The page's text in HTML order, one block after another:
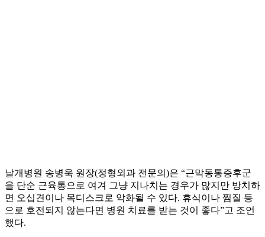
날개병원 송병욱 원장(정형외과 전문의)은 “근막동통증후군
을 단순 근육통으로 여겨 그냥 지나치는 경우가 많지만 방치하
면 오십견이나 목디스크로 악화될 수 있다. 휴식이나 찜질 등
으로 호전되지 않는다면 병원 치료를 받는 것이 좋다”고 조언
했다.